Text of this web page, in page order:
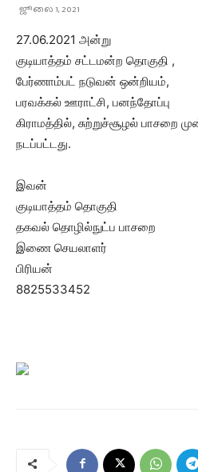
ஜூலை 1, 2021
27.06.2021 அன்று
குடியாத்தம் சட்டமன்ற தொகுதி ,
பேர்ணாம்பட் நடுவன் ஒன்றியம்,
பரவக்கல் ஊராட்சி, பனந்தோப்பு
கிராமத்தில், சுற்றுச்சூழல் பாசறை
நடப்பட்டது.
இவன்
குடியாத்தம் தொகுதி
தகவல் தொழில்நுட்ப பாசறை
இணை செயலாளர்
பிரியன்
8825533452